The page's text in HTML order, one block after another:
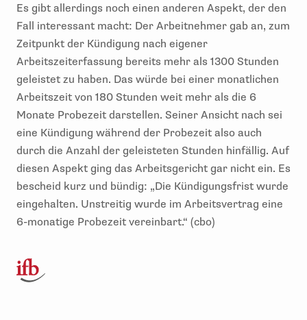
Es gibt allerdings noch einen anderen Aspekt, der den
Fall interessant macht: Der Arbeitnehmer gab an, zum
Zeitpunkt der Kündigung nach eigener
Arbeitszeiterfassung bereits mehr als 1300 Stunden
geleistet zu haben. Das würde bei einer monatlichen
Arbeitszeit von 180 Stunden weit mehr als die 6
Monate Probezeit darstellen. Seiner Ansicht nach sei
eine Kündigung während der Probezeit also auch
durch die Anzahl der geleisteten Stunden hinfällig. Auf
diesen Aspekt ging das Arbeitsgericht gar nicht ein. Es
bescheid kurz und bündig: „Die Kündigungsfrist wurde
eingehalten. Unstreitig wurde im Arbeitsvertrag eine
6-monatige Probezeit vereinbart.“ (cbo)